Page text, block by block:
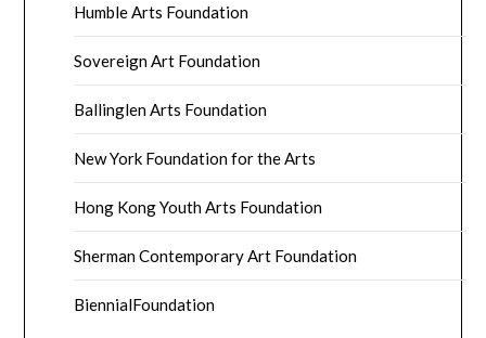
Humble Arts Foundation
Sovereign Art Foundation
Ballinglen Arts Foundation
New York Foundation for the Arts
Hong Kong Youth Arts Foundation
Sherman Contemporary Art Foundation
BiennialFoundation